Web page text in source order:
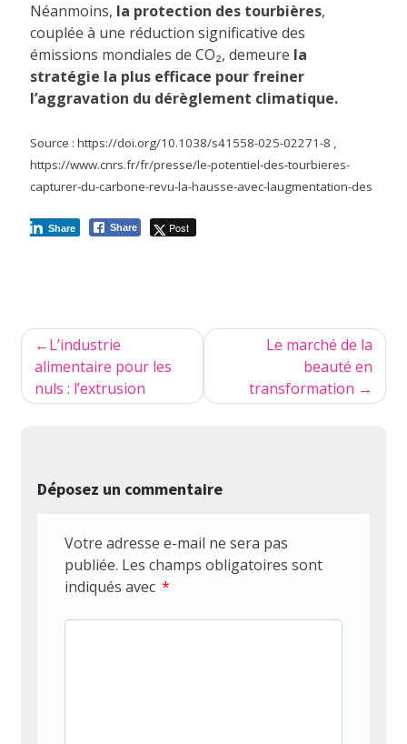
Néanmoins, la protection des tourbières,
couplée à une réduction significative des
émissions mondiales de CO₂, demeure la
stratégie la plus efficace pour freiner
l’aggravation du dérèglement climatique.
Source : https://doi.org/10.1038/s41558-025-02271-8 ,
https://www.cnrs.fr/fr/presse/le-potentiel-des-tourbieres-
capturer-du-carbone-revu-la-hausse-avec-laugmentation-des
Share Post
Share
Navigation
de
l’article
L’industrie
alimentaire pour les
nuls : l’extrusion
Le marché de la
beauté en
transformation
Déposez un commentaire
Votre adresse e-mail ne sera pas
publiée. Les champs obligatoires sont
indiqués avec *